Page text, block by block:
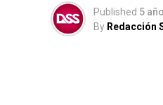
Published 5
By Redacción